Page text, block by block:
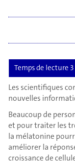
Les scientifiques
nouvelles
Beaucoup de
et pour traiter les
la mélatonine
améliorer la
croissance de